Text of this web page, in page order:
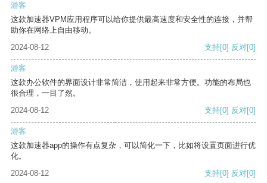
游客
这款加速器VPM应用程序可以给你提供最高速度和安全性的连接，并帮
助你在网络上自由移动。
2024-08-12
支持[0] 反对[0]
游客
这款办公软件的界面设计非常简洁，使用起来非常方便。功能的布局也
很合理，一目了然。
2024-08-12
支持[0] 反对[0]
游客
这款加速器app的操作有点复杂，可以简化一下，比如将设置页面进行优
化。
2024-08-12
支持[0] 反对[0]